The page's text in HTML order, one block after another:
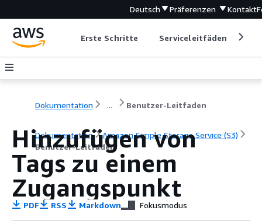
Deutsch Präferenzen Kontakt
Erste Schritte Serviceleitfäden
Dokumentation ... Benutzer-Leitfaden
Dokumentation
Amazon Simple Storage Service (S3)
Benutzer-Leitfaden
Hinzufügen von
Tags zu einem
Zugangspunkt
PDF RSS Markdown Fokusmodus